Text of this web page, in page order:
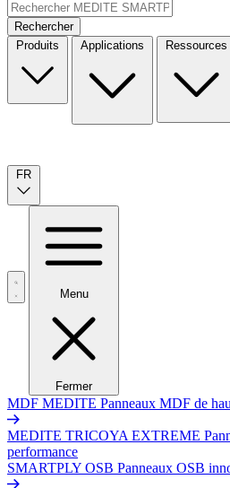
Rechercher
Produits
Applications Ressources
FR
Menu
Fermer
MDF MEDITE Panneaux MDF de
MEDITE TRICOYA EXTREME
performance
SMARTPLY OSB Panneaux OSB